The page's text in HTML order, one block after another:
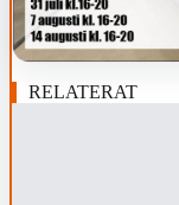
RELATERAT